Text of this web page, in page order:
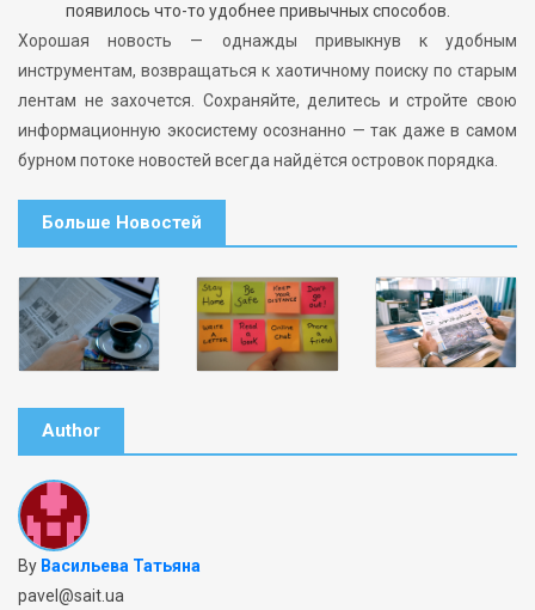
появилось что-то удобнее привычных способов.
Хорошая новость — однажды привыкнув к удобным
инструментам, возвращаться к хаотичному поиску по старым
лентам не захочется. Сохраняйте, делитесь и стройте свою
информационную экосистему осознанно — так даже в самом
бурном потоке новостей всегда найдётся островок порядка.
Больше Новостей
Author
By Васильева Татьяна
pavel@sait.ua